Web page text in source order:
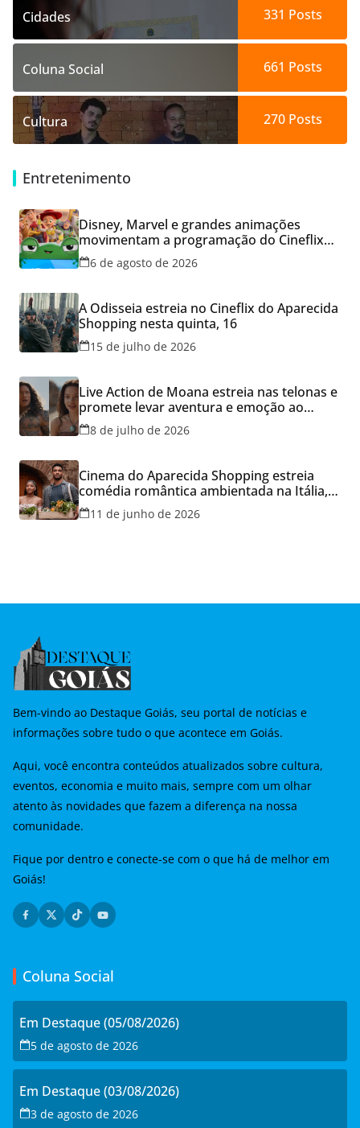
Cidades 331 Posts
Coluna Social 661 Posts
Cultura 270Posts
Entretenimento
Disney, Marvel e grandes animações
movimentam a programação do Cineflix
do Aparecida Shopping
6 de agosto de 2026
A Odisseia estreia no Cineflix do Aparecida
Shopping nesta quinta, 16
15 de julho de 2026
Live Action de Moana estreia nas telonas e
promete levar aventura e emoção ao
Cineflix do Aparecida Shopping
8 de julho de 2026
Cinema do Aparecida Shopping estreia
comédia romântica ambientada na Itália,
hoje e lança promoção para o Dia dos
Namorados
11 de junho de 2026
Bem-vindo ao Destaque Goiás, seu portal de notícias e
informações sobre tudo o que acontece em Goiás.
Aqui, você encontra conteúdos atualizados sobre cultura,
eventos, economia e muito mais, sempre com um olhar
atento às novidades que fazem a diferença na nossa
comunidade.
Fique por dentro e conecte-se com o que há de melhor em
Goiás!
Coluna Social
Em Destaque (05/08/2026)
5 de agosto de 2026
Em Destaque (03/08/2026)
3 de agosto de 2026